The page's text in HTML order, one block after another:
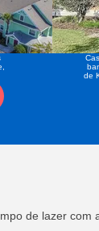
de
de lazer com